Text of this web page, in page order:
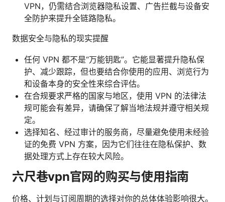
VPN，仍需结合浏览器隐私设置、广告拦截与设备安
全防护来提升全链路隐私。
数据安全与隐私的现实提醒
任何 VPN 都不是“万能钥匙”。它能显著提升隐私保
护、减少跟踪，但也要结合你使用的应用、浏览行为
和设备本身的安全性来综合评估。
在合规要求严格的国家与地区，使用 VPN 的法律法
规可能会有差异，请确保了解当地法规并遵守相关规
定。
选择知名、经过审计的服务商，尽量避免使用未经验
证的免费 VPN 方案，因为它们往往在隐私保护、数
据处理方式上存在较大风险。
六尺巷vpn官网的购买与使用指南
价格、计划与订阅周期的选择对你的总体体验影响很大。